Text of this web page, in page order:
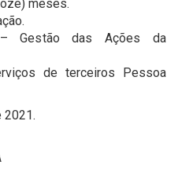
meses.
– Gestão das Ações da
de terceiros Pessoa
2021.